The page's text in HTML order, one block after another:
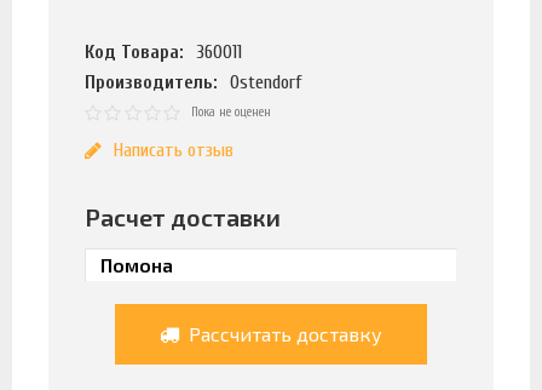
Код Товара:
360011
Производитель:
Ostendorf
Пока не оценен
Написать отзыв
Расчет доставки
Рассчитать доставку